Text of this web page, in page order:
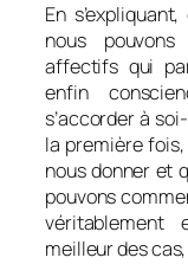
En
nous
affectifs qui
enfin
s’accorder à
la première
nous donner et
pouvons
véritablement
meilleur des